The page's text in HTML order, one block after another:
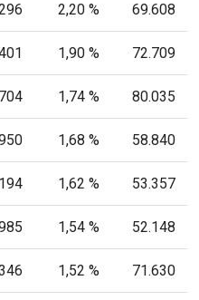
2,20 % 69.608
1,90 % 72.709
1,74 % 80.035
1,68 % 58.840
1,62 % 53.357
1,54 % 52.148
1,52 % 71.630